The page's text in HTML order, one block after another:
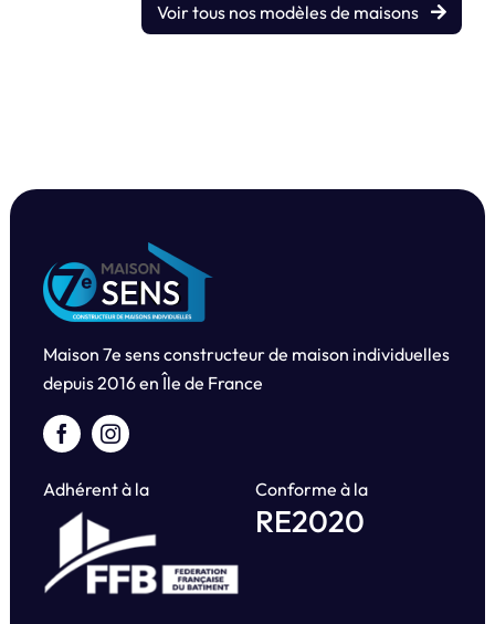
Voir tous nos modèles de maisons
Maison 7e sens constructeur de maison individuelles
depuis2016 en Île de France
Adhérent à la Conforme à la
RE2020